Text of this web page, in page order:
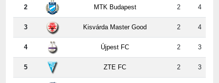
3 Kisvárda Master Good 2 4
4 Újpest FC 2 3
5 ZTE FC 2 3
6 Puskás Akadémia FC 2 3